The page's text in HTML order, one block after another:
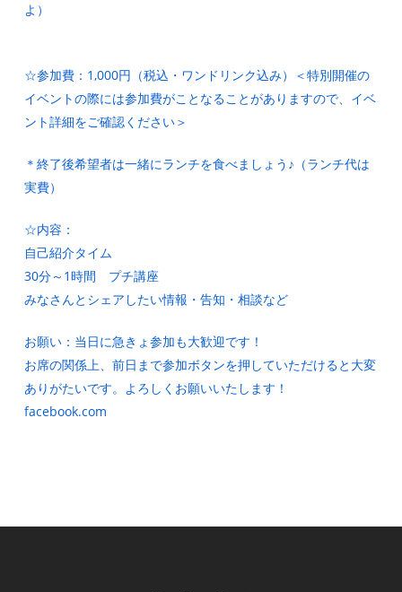
よ）
☆参加費：1,000円（税込・ワンドリンク込み）＜特別開催の
イベントの際には参加費がことなることがありますので、イベ
ント詳細をご確認ください＞
＊終了後希望者は一緒にランチを食べましょう♪（ランチ代は
実費）
☆内容：
自己紹介タイム
30分～1時間 プチ講座
みなさんとシェアしたい情報・告知・相談など
お願い：当日に急きょ参加も大歓迎です！
お席の関係上、前日まで参加ボタンを押していただけると大変
ありがたいです。よろしくお願いいたします！
facebook.com